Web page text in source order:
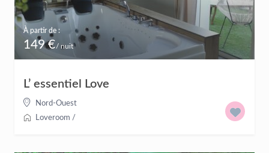
À partir de :
149 €/ nuit
L’ essentiel Love
Nord-Ouest
Loveroom /